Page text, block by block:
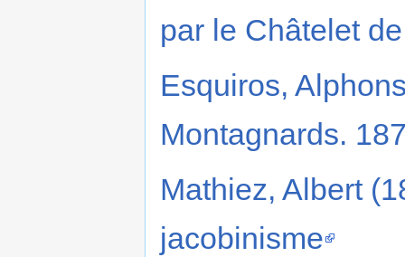
par le Châtelet
Esquiros,
Montagnards.
Mathiez, Albert
jacobinisme